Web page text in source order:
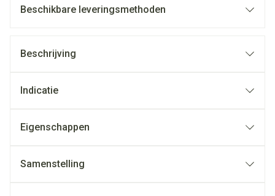
Beschikbare leveringsmethoden
Beschrijving
Indicatie
Eigenschappen
Samenstelling